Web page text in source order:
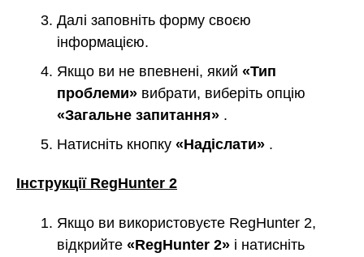
Далі заповніть форму своєю
інформацією.
Якщо ви не впевнені, який «Тип
проблеми» вибрати, виберіть опцію
«Загальне запитання» .
Натисніть кнопку «Надіслати» .
Інструкції RegHunter 2
Якщо ви використовуєте RegHunter 2,
відкрийте «RegHunter 2» і натисніть